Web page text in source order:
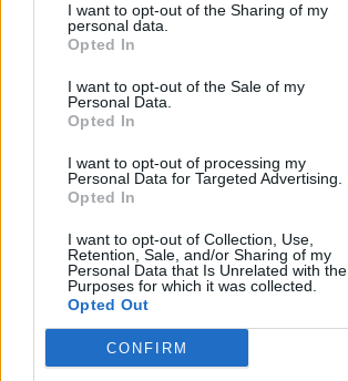
I want to opt-out of the Sharing of my
personal data.
Opted In
I want to opt-out of the Sale of my
Personal Data.
Opted In
I want to opt-out of processing my
Personal Data for Targeted Advertising.
Opted In
I want to opt-out of Collection, Use,
Retention, Sale, and/or Sharing of my
Personal Data that Is Unrelated with the
Purposes for which it was collected.
Opted Out
CONFIRM